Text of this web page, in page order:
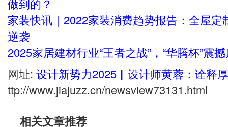
相关知识
设计新势力2025▏设计师黄蓉：诠释厚积薄
渗漏外墙逆袭记！「红橡胶」立大功
售后成本直降45%：东莞中小家具商如何凭
65㎡改出3室2厅+小书房，老破小完美逆袭
恒洁：焕新城市焕新家·天津，见证“老破小